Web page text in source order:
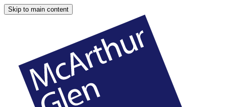
Skip to main content